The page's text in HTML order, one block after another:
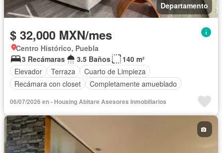
Departamento
$ 32,000 MXN/mes
Centro Histórico, Puebla
3 Recámaras
3.5 Baños
140 m²
Elevador
Terraza
Cuarto de Limpieza
Recámara con closet
Completamente amueblado
06/07/2026 en - Housing Abitare Asesores Inmobiliarios